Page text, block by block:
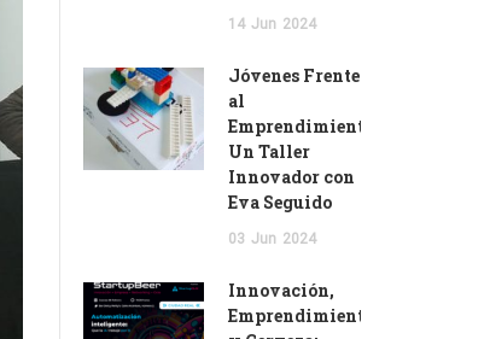
14 Jun 2024
Jóvenes Frente
al
Emprendimiento:
Un Taller
Innovador con
Eva Seguido
03 Jun 2024
Innovación,
Emprendimiento